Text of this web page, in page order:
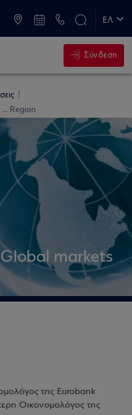
ΕΛ
Σύνδεση
... Region
markets
της Eurobank
Οικονομολόγος της